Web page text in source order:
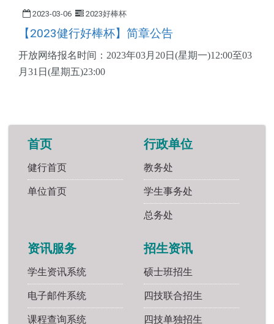
2023-03-06 2023好棒杯
【2023健行好棒杯】简章公告
开放网络报名时间：2023年03月20日(星期一)12:00至03
月31日(星期五)23:00
首页
健行首页
单位首页
行政单位
教务处
学生事务处
总务处
资讯服务
学生资讯系统
电子邮件系统
课程查询系统
招生资讯
硕士班招生
四技联合招生
四技单独招生